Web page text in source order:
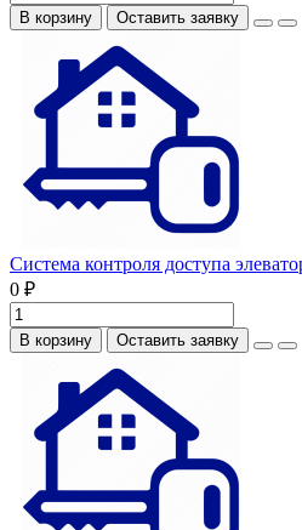
В корзину Оставить заявку
Система контроля доступа
0 ₽
В корзину Оставить заявку